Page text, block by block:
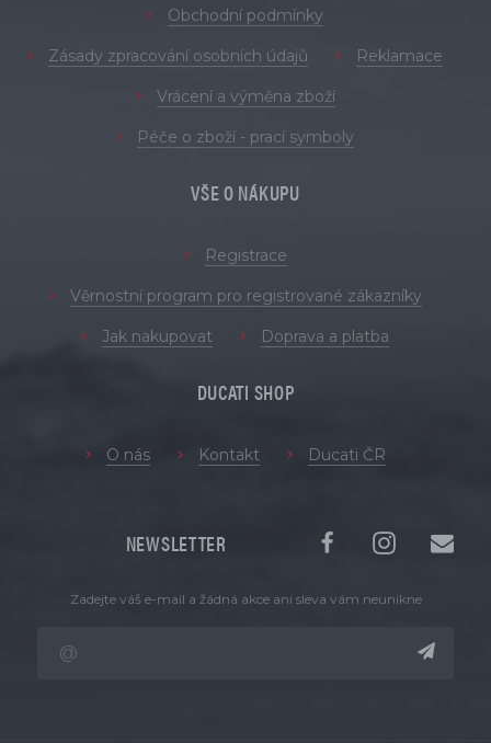
Obchodní podmínky
Zásady zpracování osobních údajů Reklamace
Vrácení a výměna zboží
Péče o zboží - prací symboly
VŠE O NÁKUPU
Registrace
Věrnostní program pro registrované zákazníky
Jak nakupovat Doprava a platba
DUCATI SHOP
O nás Kontakt Ducati ČR
NEWSLETTER
Zadejte váš e-mail a žádná akce ani sleva vám neunikne